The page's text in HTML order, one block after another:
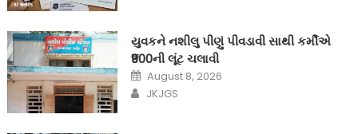
યુવકને નશીલુ પીણું પીવડાવી સાથી કર્મીએ
₹900ની લૂંટ ચલાવી
Posted
on
August 8, 2026
Author
JKJGS